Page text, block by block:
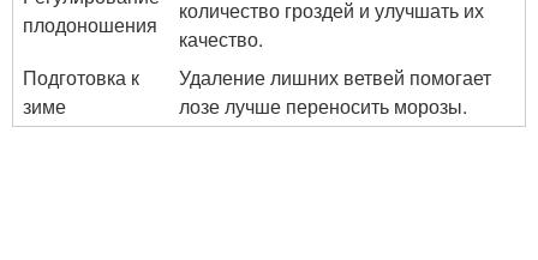
плодоношения
количество гроздей и улучшать их
качество.
Подготовка к
зиме
Удаление лишних ветвей помогает
лозе лучше переносить морозы.